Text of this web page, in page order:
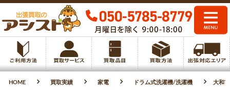
HOME 買取実績 家電 ドラム式洗濯機/洗濯機 大和